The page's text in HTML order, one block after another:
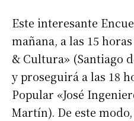
Este interesante
mañana, a las 15
& Cultura» (Santiago
y proseguirá a las 18
Popular «José
Martín). De este